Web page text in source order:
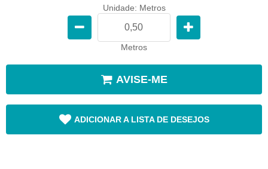
Unidade: Metros
Metros
AVISE-ME
ADICIONAR A LISTA DE DESEJOS